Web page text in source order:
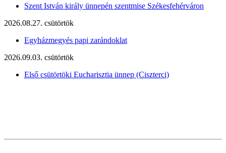
Szent István király ünnepén szentmise Székesfehérváron
2026.08.27. csütörtök
Egyházmegyés papi zarándoklat
2026.09.03. csütörtök
Első csütörtöki Eucharisztia ünnep (Ciszterci)